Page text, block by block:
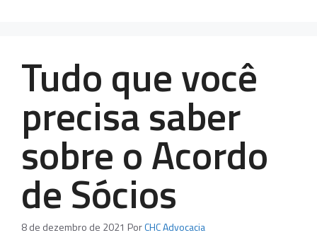
Tudo que você
precisa saber
sobre o Acordo
de Sócios
8 de dezembro de 2021 PorCHC Advocacia